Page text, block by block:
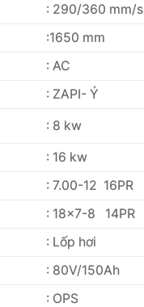
: 290/360 mm/s
:1650 mm
: AC
: ZAPI- Ý
: 8 kw
: 16 kw
: 7.00-12 16PR
: 18×7-8 14PR
: Lốp hơi
: 80V/150Ah
: OPS